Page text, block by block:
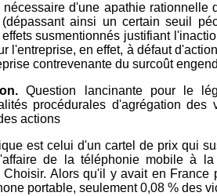
d'une apathie rationnelle
ainsi un certain seuil
susmentionnés justifiant
l'entreprise, en effet, à défaut
contrevenante du surcoût
Question lancinante pour le
procédurales d'agrégation des
actions
est celui d'un cartel de prix qui
de la téléphonie mobile à
Choisir. Alors qu'il y avait en France
portable, seulement 0,08 % des